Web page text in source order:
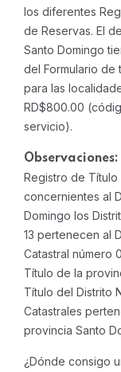
los diferentes
de Reservas. El
Santo Domingo
del Formulario de
para las
RD$800.00
servicio).
Observaciones:
Registro de Título
concernientes al
Domingo los
13 pertenecen al
Catastral número
Título de la
Título del Distrito
Catastrales
provincia Santo
¿Dónde consigo